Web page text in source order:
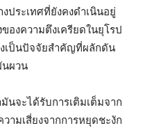
ประเทศที่ยังคงดำเนินอยู่
งความตึงเครียดในยุโรป
เป็นปัจจัยสำคัญที่ผลักดัน
นผวน
จะได้รับการเติมเต็มจาก
ามเสี่ยงจากการหยุดชะงัก